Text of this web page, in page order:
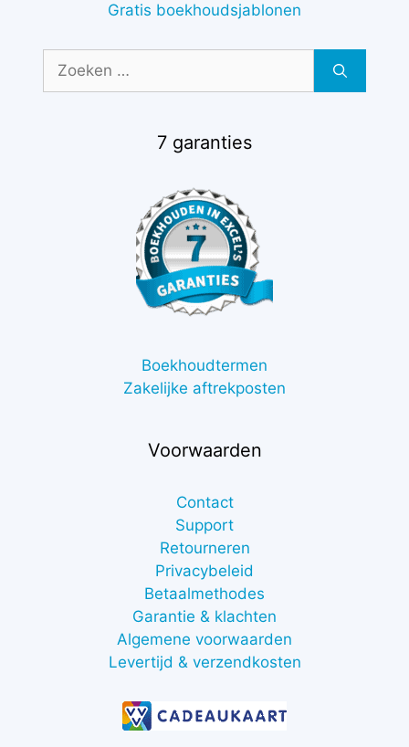
Gratis boekhoudsjablonen
Zoek
7 garanties
Boekhoudtermen
Zakelijke aftrekposten
Voorwaarden
Contact
Support
Retourneren
Privacybeleid
Betaalmethodes
Garantie & klachten
Algemene voorwaarden
Levertijd & verzendkosten